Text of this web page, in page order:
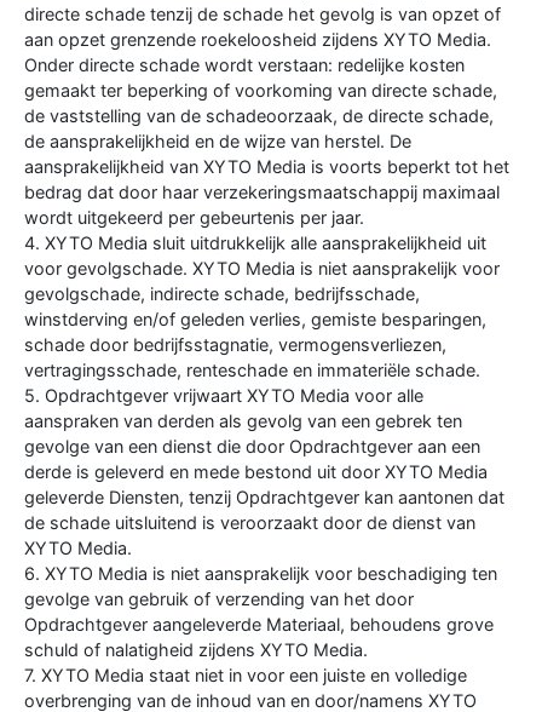
directe schade tenzij de schade het gevolg is van opzet of
aan opzet grenzende roekeloosheid zijdens XYTO Media.
Onder directe schade wordt verstaan: redelijke kosten
gemaakt ter beperking of voorkoming van directe schade,
de vaststelling van de schadeoorzaak, de directe schade,
de aansprakelijkheid en de wijze van herstel. De
aansprakelijkheid van XYTO Media is voorts beperkt tot het
bedrag dat door haar verzekeringsmaatschappij maximaal
wordt uitgekeerd per gebeurtenis per jaar.
4. XYTO Media sluit uitdrukkelijk alle aansprakelijkheid uit
voor gevolgschade. XYTO Media is niet aansprakelijk voor
gevolgschade, indirecte schade, bedrijfsschade,
winstderving en/of geleden verlies, gemiste besparingen,
schade door bedrijfsstagnatie, vermogensverliezen,
vertragingsschade, renteschade en immateriële schade.
5. Opdrachtgever vrijwaart XYTO Media voor alle
aanspraken van derden als gevolg van een gebrek ten
gevolge van een dienst die door Opdrachtgever aan een
derde is geleverd en mede bestond uit door XYTO Media
geleverde Diensten, tenzij Opdrachtgever kan aantonen dat
de schade uitsluitend is veroorzaakt door de dienst van
XYTO Media.
6. XYTO Media is niet aansprakelijk voor beschadiging ten
gevolge van gebruik of verzending van het door
Opdrachtgever aangeleverde Materiaal, behoudens grove
schuld of nalatigheid zijdens XYTO Media.
7. XYTO Media staat niet in voor een juiste en volledige
overbrenging van de inhoud van en door/namens XYTO